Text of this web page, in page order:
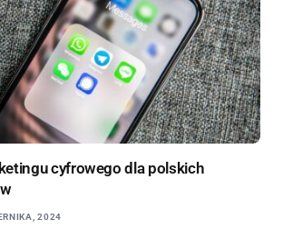
cyfrowego dla polskich
2024